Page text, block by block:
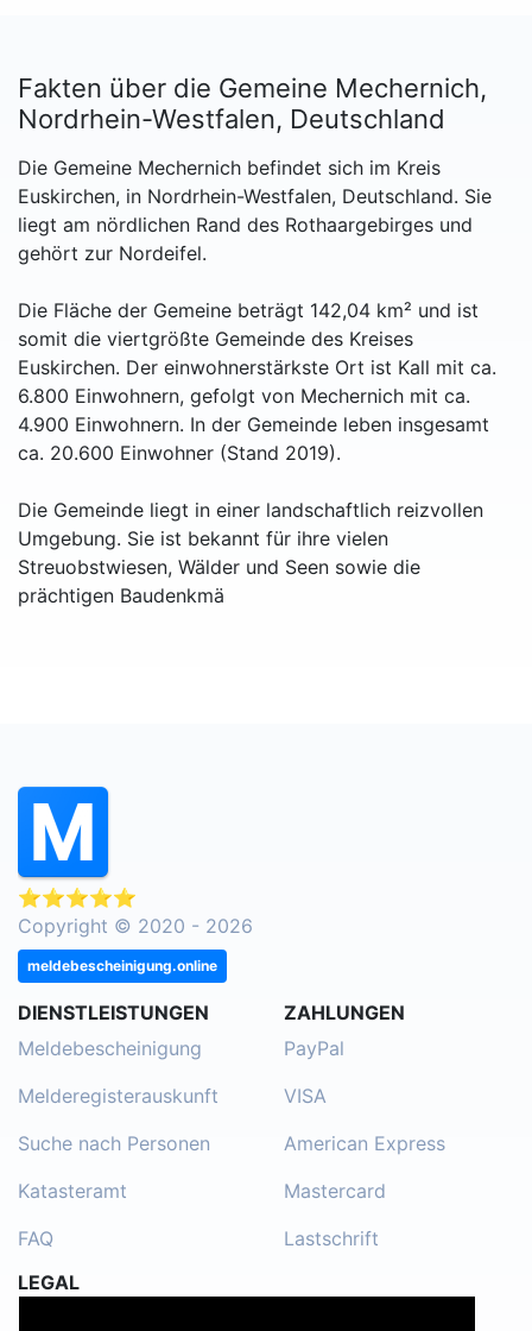
Fakten über die Gemeine Mechernich,
Nordrhein-Westfalen, Deutschland
Die Gemeine Mechernich befindet sich im Kreis
Euskirchen, in Nordrhein-Westfalen, Deutschland. Sie
liegt am nördlichen Rand des Rothaargebirges und
gehört zur Nordeifel.
Die Fläche der Gemeine beträgt 142,04 km² und ist
somit die viertgrößte Gemeinde des Kreises
Euskirchen. Der einwohnerstärkste Ort ist Kall mit ca.
6.800 Einwohnern, gefolgt von Mechernich mit ca.
4.900 Einwohnern. In der Gemeinde leben insgesamt
ca. 20.600 Einwohner (Stand 2019).
Die Gemeinde liegt in einer landschaftlich reizvollen
Umgebung. Sie ist bekannt für ihre vielen
Streuobstwiesen, Wälder und Seen sowie die
prächtigen Baudenkmä
⭐⭐⭐⭐⭐
Copyright © 2020 - 2026
meldebescheinigung.online
DIENSTLEISTUNGEN
Meldebescheinigung
Melderegisterauskunft
Suche nach Personen
Katasteramt
FAQ
ZAHLUNGEN
PayPal
VISA
American Express
Mastercard
Lastschrift
LEGAL